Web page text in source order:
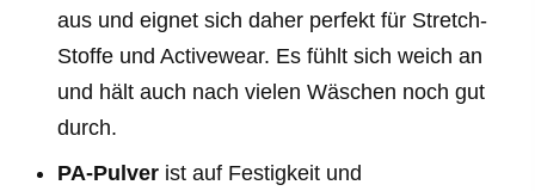
aus und eignet sich daher perfekt für Stretch-
Stoffe und Activewear. Es fühlt sich weich an
und hält auch nach vielen Wäschen noch gut
durch.
PA-Pulver ist auf Festigkeit und